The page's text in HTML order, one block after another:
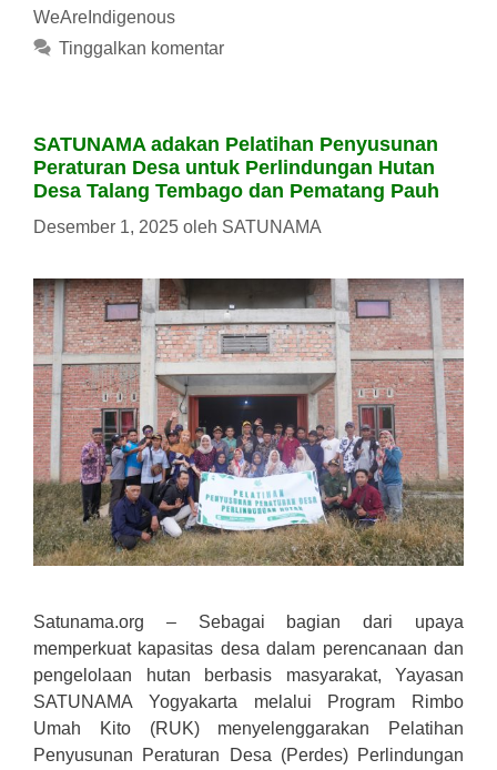
WeAreIndigenous
Tinggalkan komentar
SATUNAMA adakan Pelatihan Penyusunan
Peraturan Desa untuk Perlindungan Hutan
Desa Talang Tembago dan Pematang Pauh
Desember 1, 2025 oleh SATUNAMA
Satunama.org – Sebagai bagian dari upaya
memperkuat kapasitas desa dalam perencanaan dan
pengelolaan hutan berbasis masyarakat, Yayasan
SATUNAMA Yogyakarta melalui Program Rimbo
Umah Kito (RUK) menyelenggarakan Pelatihan
Penyusunan Peraturan Desa (Perdes) Perlindungan